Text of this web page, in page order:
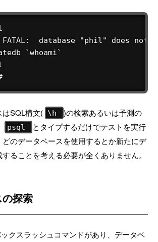
database "phil" does not
`whoami`
はSQL構文( \h
)の検索あるいは予測の
psql
とタイプするだけでテストを実行
どのデータベースを使用するとか新たにデ
ることを考える必要が全くありません。
探索
クスラッシュコマンドがあり、データベ